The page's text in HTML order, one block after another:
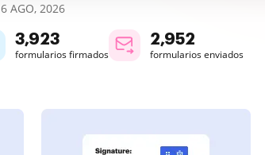
6 AGO, 2026
3,923
formularios firmados
2,952
formularios enviados